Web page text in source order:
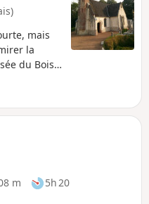
mais
la
du Bois
retour
un joli
m
5h 20